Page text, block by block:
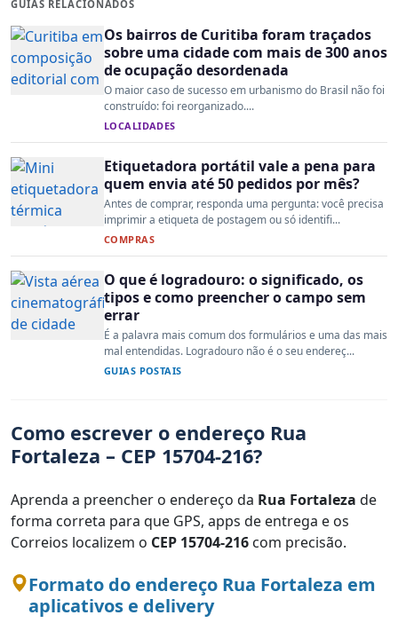
GUIAS RELACIONADOS
Os bairros de Curitiba foram traçados
sobre uma cidade com mais de 300 anos
de ocupação desordenada
O maior caso de sucesso em urbanismo do Brasil não foi
construído: foi reorganizado....
LOCALIDADES
Etiquetadora portátil vale a pena para
quem envia até 50 pedidos por mês?
Antes de comprar, responda uma pergunta: você precisa
imprimir a etiqueta de postagem ou só identifi...
COMPRAS
O que é logradouro: o significado, os
tipos e como preencher o campo sem
errar
É a palavra mais comum dos formulários e uma das mais
mal entendidas. Logradouro não é o seu endereç...
GUIAS POSTAIS
Como escrever o endereço Rua
Fortaleza – CEP 15704-216?
Aprenda a preencher o endereço da Rua Fortaleza de
forma correta para que GPS, apps de entrega e os
Correios localizem o CEP 15704-216 com precisão.
Formato do endereço Rua Fortaleza em
aplicativos e delivery